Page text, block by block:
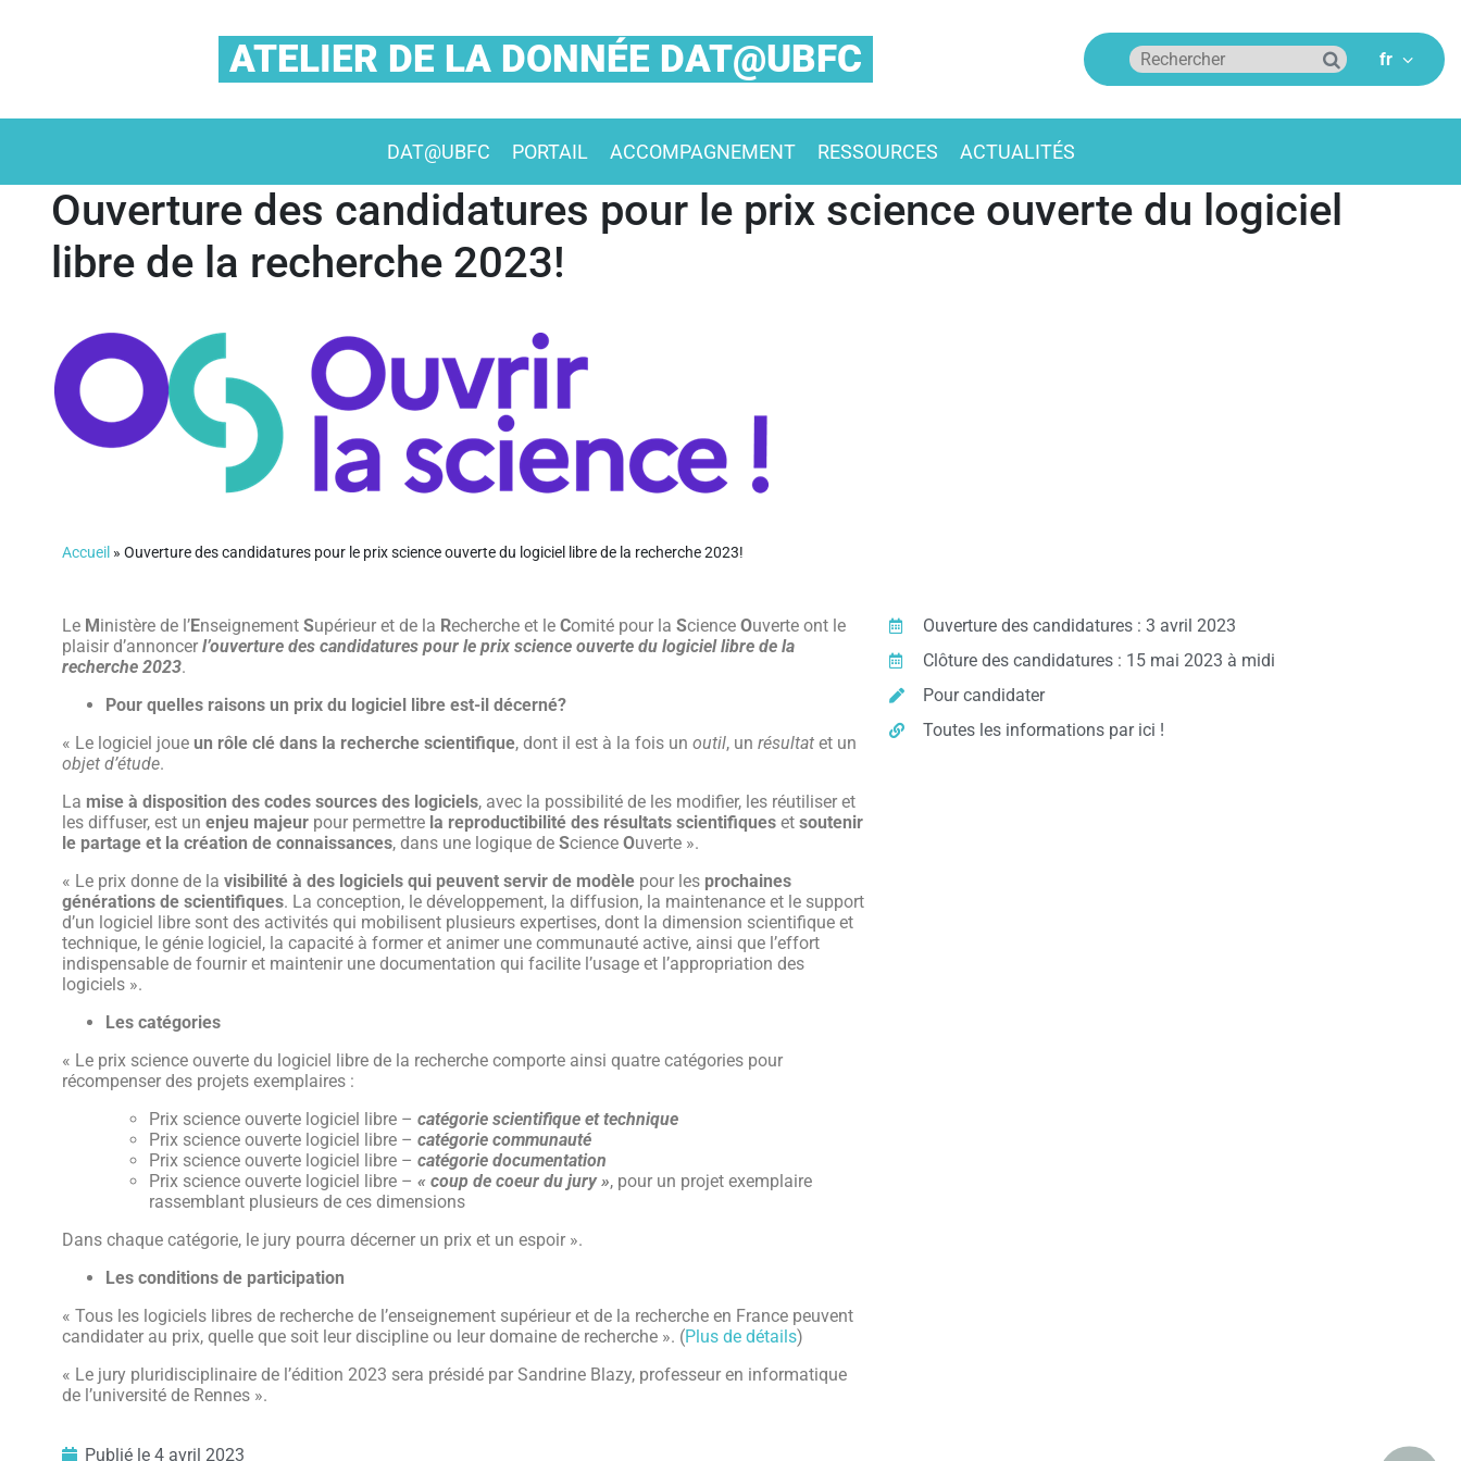
ATELIER DE LA DONNÉE DAT@UBFC
DAT@UBFC PORTAIL ACCOMPAGNEMENT RESSOURCES ACTUALITÉS
Ouverture des candidatures pour le prix science ouverte du logiciel
libre de la recherche 2023!
Accueil » Ouverture des candidatures pour le prix science ouverte du logiciel libre de la recherche 2023!
Le Ministère de l’Enseignement Supérieur et de la Recherche et le Comité pour la Science Ouverte ont le
plaisir d’annoncer l’ouverture des candidatures pour le prix science ouverte du logiciel libre de la
recherche 2023.
Pour quelles raisons un prix du logiciel libre est-il décerné?
« Le logiciel joue un rôle clé dans la recherche scientifique, dont il est à la fois un outil, un résultat et un
objet d’étude.
La mise à disposition des codes sources des logiciels, avec la possibilité de les modifier, les réutiliser et
les diffuser, est un enjeu majeur pour permettre la reproductibilité des résultats scientifiques et soutenir
le partage et la création de connaissances, dans une logique de Science Ouverte ».
« Le prix donne de la visibilité à des logiciels qui peuvent servir de modèle pour les prochaines
générations de scientifiques. La conception, le développement, la diffusion, la maintenance et le support
d’un logiciel libre sont des activités qui mobilisent plusieurs expertises, dont la dimension scientifique et
technique, le génie logiciel, la capacité à former et animer une communauté active, ainsi que l’effort
indispensable de fournir et maintenir une documentation qui facilite l’usage et l’appropriation des
logiciels ».
Les catégories
« Le prix science ouverte du logiciel libre de la recherche comporte ainsi quatre catégories pour
récompenser des projets exemplaires :
Prix science ouverte logiciel libre – catégorie scientifique et technique
Prix science ouverte logiciel libre – catégorie communauté
Prix science ouverte logiciel libre – catégorie documentation
Prix science ouverte logiciel libre – « coup de coeur du jury », pour un projet exemplaire
rassemblant plusieurs de ces dimensions
Dans chaque catégorie, le jury pourra décerner un prix et un espoir ».
Les conditions de participation
« Tous les logiciels libres de recherche de l’enseignement supérieur et de la recherche en France peuvent
candidater au prix, quelle que soit leur discipline ou leur domaine de recherche ». (Plus de détails)
« Le jury pluridisciplinaire de l’édition 2023 sera présidé par Sandrine Blazy, professeur en informatique
de l’université de Rennes ».
Publié le 4 avril 2023
Ouverture des candidatures : 3 avril 2023
Clôture des candidatures : 15 mai 2023 à midi
Pour candidater
Toutes les informations par ici !